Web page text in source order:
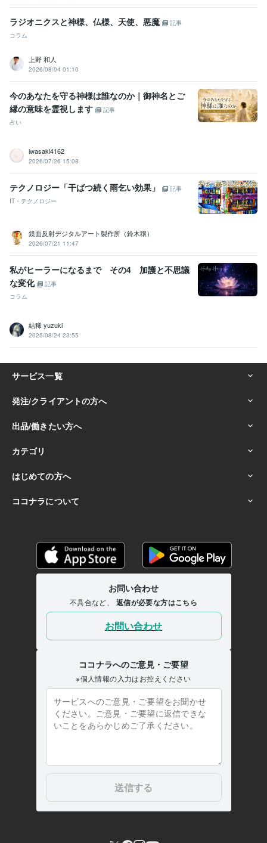
ラジオニクスと神様、仏様、天使、悪魔
記事
コラム
上野 和人
2026/08/04 01:10
今のあなたを守る神様は誰なのか｜御神名とご
縁の意味を霊視します
記事
占い
iwasaki4162
2026/07/26 15:08
テクノロジー「干ばつ続く雨乞い効果」
記事
IT・テクノロジー
鏡面反射デジタルアート製作所（鈴木穣）
2026/07/21 11:47
私がヒーラーになるまで その4 加護と不思議
な変化
記事
コラム
結稀 yuzuki
2025/08/24 23:55